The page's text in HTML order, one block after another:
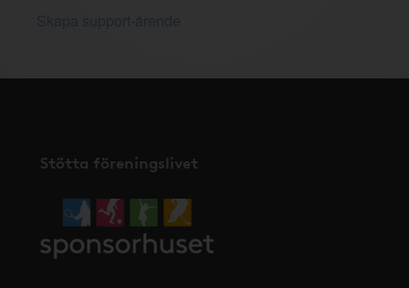
Stötta föreningslivet